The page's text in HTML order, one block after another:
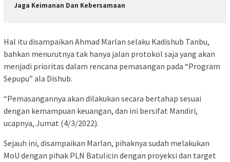
Jaga Keimanan Dan Kebersamaan
Hal itu disampaikan Ahmad Marlan selaku Kadishub Tanbu,
bahkan menurutnya tak hanya jalan protokol saja yang akan
menjadi prioritas dalam rencana pemasangan pada “Program
Sepupu” ala Dishub.
“Pemasangannya akan dilakukan secara bertahap sesuai
dengan kemampuan keuangan, dan ini bersifat Mandiri,
ucapnya, Jumat (4/3/2022).
Sejauh ini, disampaikan Marlan, pihaknya sudah melakukan
MoU dengan pihak PLN Batulicin dengan proyeksi dan target